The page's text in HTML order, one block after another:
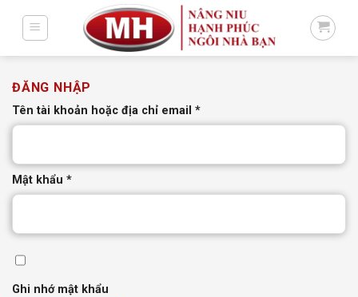
ĐĂNG NHẬP
Tên tài khoản hoặc địa chỉ email *Bắt
buộc
Mật khẩu *Bắt
buộc
Ghi nhớ mật khẩu